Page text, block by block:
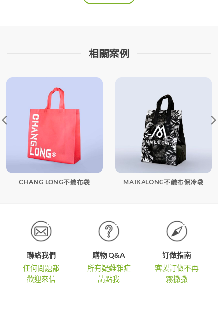
相關案例
CHANG LONG不織布袋 MAIKALONG不織布保冷袋
聯絡我們
任何問題都
歡迎來信
購物 Q&A
所有疑難雜症
請點我
訂做指南
客製訂做不再
霧撒撒